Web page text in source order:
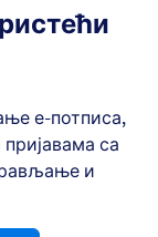
е-потписа,
са
и